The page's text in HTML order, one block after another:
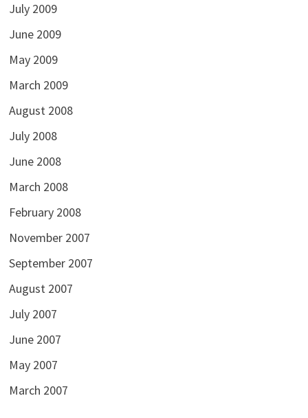
July 2009
June 2009
May 2009
March 2009
August 2008
July 2008
June 2008
March 2008
February 2008
November 2007
September 2007
August 2007
July 2007
June 2007
May 2007
March 2007